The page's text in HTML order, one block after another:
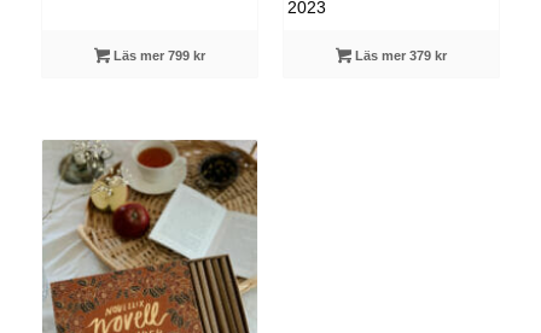
Läs mer 799 kr
2023
Läs mer 379 kr